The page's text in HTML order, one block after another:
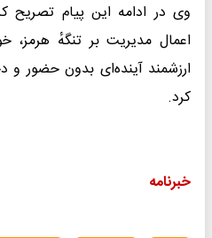
وی در ادامه این پیام تصریح
اعمال مدیریت بر تنگهٔ هرمز،
ارزشمند آینده‌ای بدون حضور و
کرد.
خبرنامه